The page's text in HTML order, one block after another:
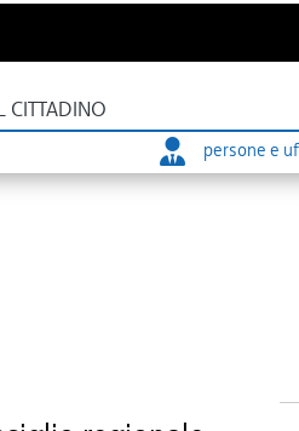
CITTADINO
persone e